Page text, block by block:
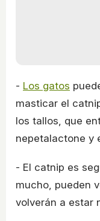
- Los gatos
masticar el
los tallos, que
nepetalactone y
- El catnip es
mucho, pueden
volverán a estar